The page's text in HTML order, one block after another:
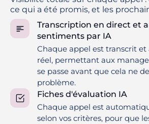
ce qui a été promis, et les
Transcription en direct et
sentiments par IA
Chaque appel est transcrit
réel, permettant aux
se passe avant que cela ne
problème.
Fiches d'évaluation IA
Chaque appel est
selon vos critères, pour que